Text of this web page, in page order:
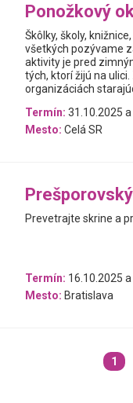
Ponožkový
Škôlky, školy,
všetkých pozývame
aktivity je pred
tých, ktorí žijú na
organizáciách
Termín: 31.10.2025
Mesto: Celá SR
Prevetrajte skrine a
Termín: 16.10.2025
Mesto: Bratislava
1